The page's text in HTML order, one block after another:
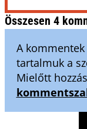
Összesen 4
A
tartalmuk a
Mielőtt